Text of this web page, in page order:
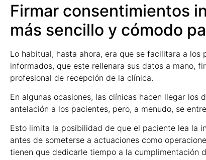
Firmar consentimientos
más sencillo y cómodo
Lo habitual, hasta ahora, era que se facilitara a
informados, que este rellenara sus datos a mano,
profesional de recepción de la clínica.
En algunas ocasiones, las clínicas hacen llegar
antelación a los pacientes, pero, a menudo, se
Esto limita la posibilidad de que el paciente lea la
antes de someterse a actuaciones como
tienen que dedicarle tiempo a la cumplimentación